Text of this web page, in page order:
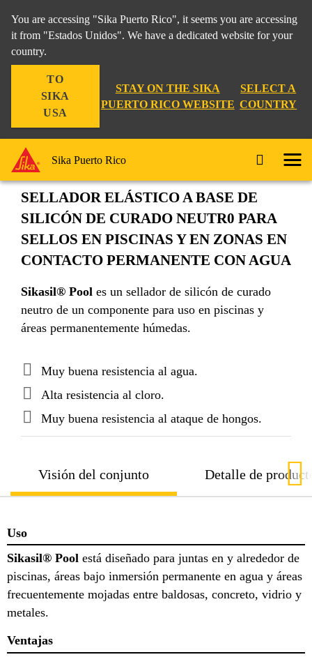
You are accessing "Sika Puerto Rico", it seems you are accessing
it from "Estados Unidos". We have a dedicated website for your
country.
TO
SIKA
USA
STAY ON THE SIKA
PUERTO RICO WEBSITE
SELECT A
COUNTRY
Sika Puerto Rico
Sikasil® Pool
SELLADOR ELÁSTICO A BASE DE
SILICÓN DE CURADO NEUTR0 PARA
SELLOS EN PISCINAS Y EN ZONAS EN
CONTACTO PERMANENTE CON AGUA
Sikasil® Pool es un sellador de silicón de curado
neutro de un componente para uso en piscinas y
áreas permanentemente húmedas.
Muy buena resistencia al agua.
Alta resistencia al cloro.
Muy buena resistencia al ataque de hongos.
Visión del conjunto Detalle de
Uso
Sikasil® Pool está diseñado para juntas en y alrededor de
piscinas, áreas bajo inmersión permanente en agua y áreas
frecuentemente mojadas entre baldosas, concreto, vidrio y
metales.
Ventajas